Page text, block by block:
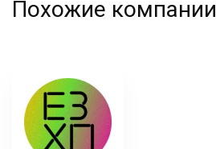
Похожие компании